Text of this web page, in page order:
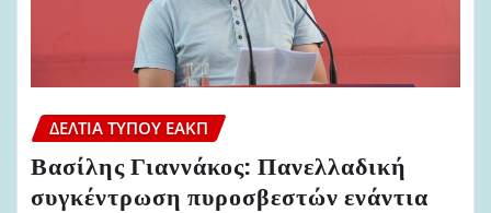
ΔΕΛΤΊΑ ΤΎΠΟΥ ΕΑΚΠ
Βασίλης Γιαννάκος: Πανελλαδική
συγκέντρωση πυροσβεστών ενάντια